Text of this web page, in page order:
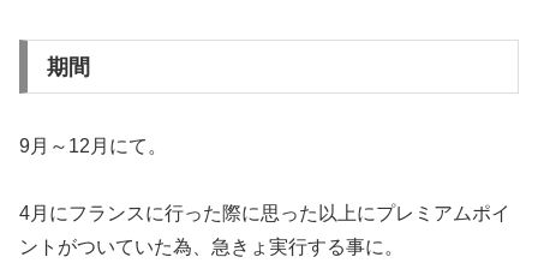
期間
9月～12月にて。
4月にフランスに行った際に思った以上にプレミアムポイ
ントがついていた為、急きょ実行する事に。